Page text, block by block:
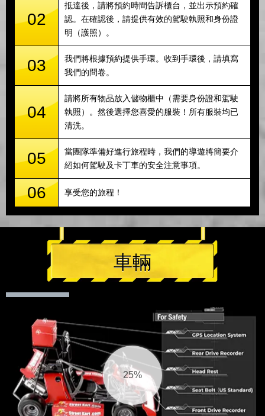
02
抵達後，請將預約時間告訴櫃台，並出示預約確
認。在確認後，請提供有效的駕駛執照和身份證
明（護照）。
03
我們將根據預約提供手環。收到手環後，請填寫
我們的問卷。
04
請將所有物品放入儲物櫃中（需要身份證和駕駛
執照）。然後選擇您喜愛的服裝！所有服裝均已
清洗。
05
當團隊準備好進行旅程時，我們的導遊將簡要介
紹如何駕駛及卡丁車的安全注意事項。
06 享受您的旅程！
車輛
25%